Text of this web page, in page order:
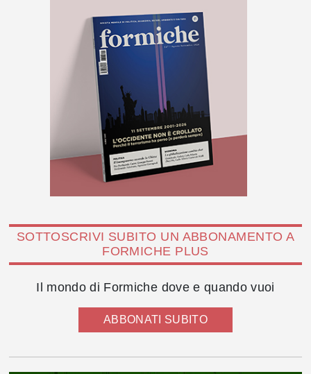
SOTTOSCRIVI SUBITO UN ABBONAMENTO A
FORMICHE PLUS
Il mondo di Formiche dove e quando vuoi
ABBONATI SUBITO